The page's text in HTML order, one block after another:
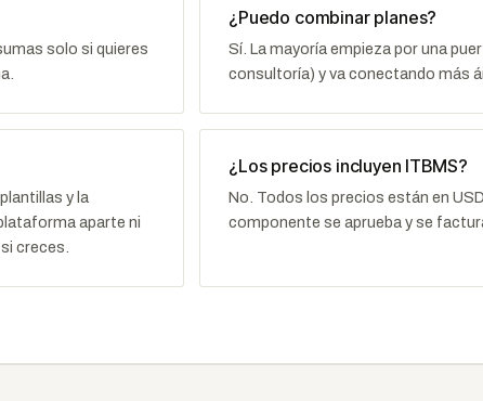
solo si quieres
¿Puedo combinar planes?
Sí. La mayoría empieza por una
consultoría) y va conectando más
y la
aparte ni
creces.
¿Los precios incluyen ITBMS?
No. Todos los precios están en
componente se aprueba y se